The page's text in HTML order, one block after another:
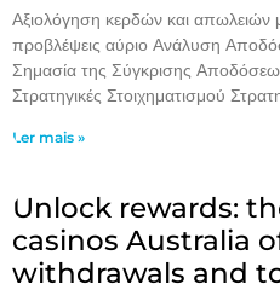
Αξιολόγηση κερδών και απωλειών
προβλέψεις αύριο Ανάλυση
Σημασία της Σύγκρισης
Στρατηγικές Στοιχηματισμού
Ler mais »
Unlock rewards:
casinos Australia
withdrawals and